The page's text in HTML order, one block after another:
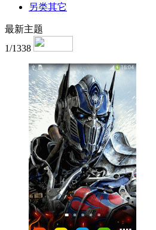
另类其它
最新主题
1/1338